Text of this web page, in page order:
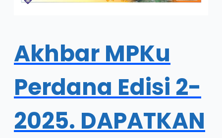
Akhbar MPKu
Perdana Edisi 2-
2025. DAPATKAN